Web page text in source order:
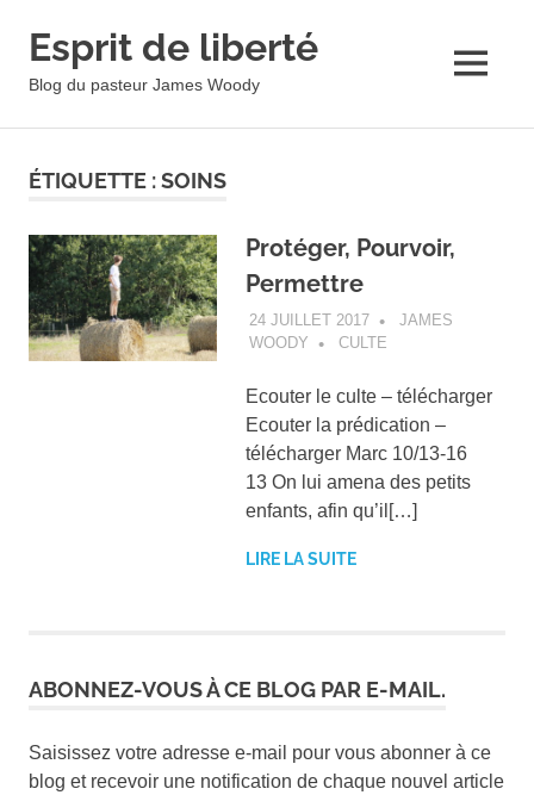
Esprit de liberté
Blog du pasteur James Woody MENU
ÉTIQUETTE :SOINS
Protéger, Pourvoir,
Permettre
24 JUILLET 2017
JAMES
WOODY
CULTE
Ecouter le culte – télécharger
Ecouter la prédication –
télécharger Marc 10/13-16
13 On lui amena des petits
enfants, afin qu’il[…]
LIRE LA SUITE
ABONNEZ-VOUS À CE BLOG PAR E-MAIL.
Saisissez votre adresse e-mail pour vous abonner à ce
blog et recevoir une notification de chaque nouvel article